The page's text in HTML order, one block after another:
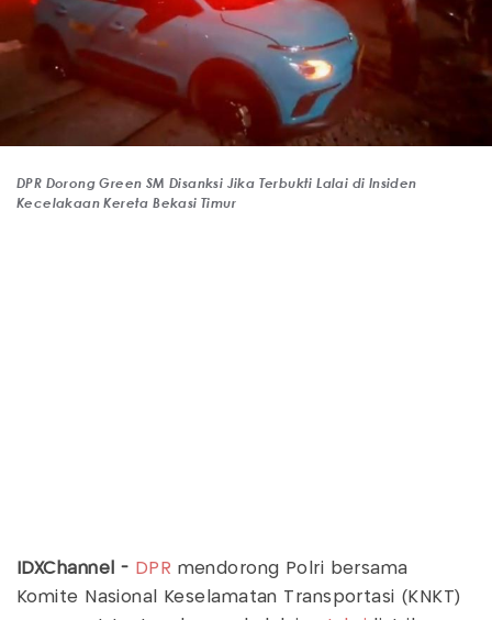
DPR Dorong Green SM Disanksi Jika Terbukti Lalai di Insiden
Kecelakaan Kereta Bekasi Timur
IDXChannel - DPR mendorong Polri bersama
Komite Nasional Keselamatan Transportasi (KNKT)